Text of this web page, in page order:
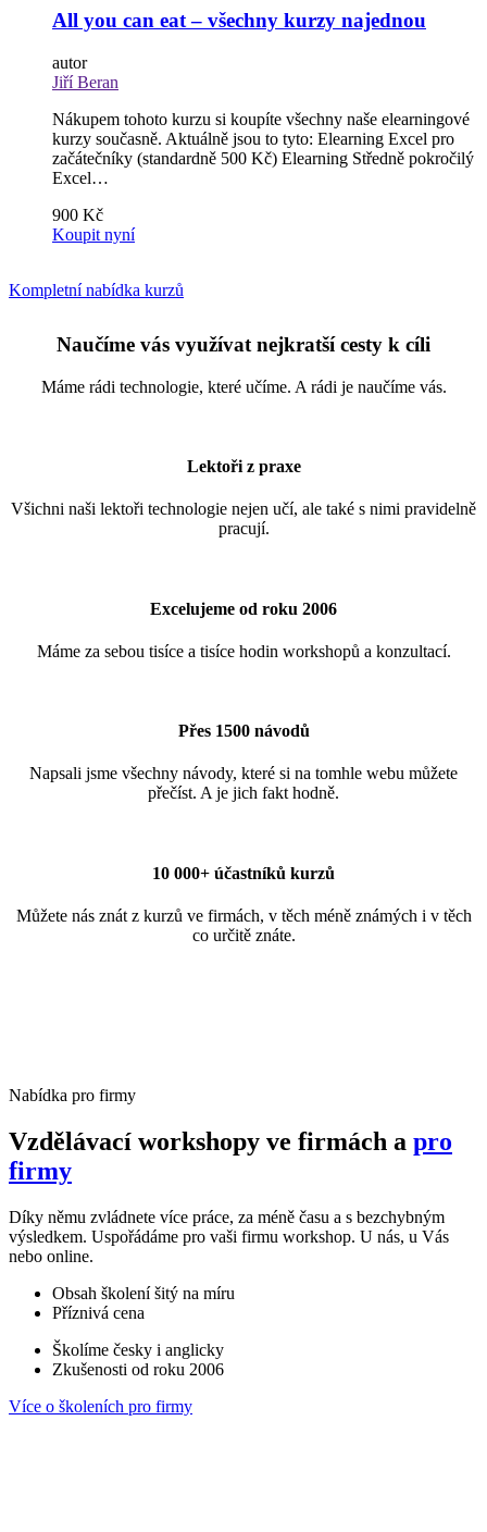
All you can eat – všechny kurzy najednou
autor
Jiří Beran
Nákupem tohoto kurzu si koupíte všechny naše elearningové
kurzy současně. Aktuálně jsou to tyto: Elearning Excel pro
začátečníky (standardně 500 Kč) Elearning Středně pokročilý
Excel…
900 Kč
Koupit nyní
Kompletní nabídka kurzů
Naučíme vás využívat nejkratší cesty k cíli
Máme rádi technologie, které učíme. A rádi je naučíme vás.
Lektoři z praxe
Všichni naši lektoři technologie nejen učí, ale také s nimi pravidelně
pracují.
Excelujeme od roku 2006
Máme za sebou tisíce a tisíce hodin workshopů a konzultací.
Přes 1500 návodů
Napsali jsme všechny návody, které si na tomhle webu můžete
přečíst. A je jich fakt hodně.
10 000+ účastníků kurzů
Můžete nás znát z kurzů ve firmách, v těch méně známých i v těch
co určitě znáte.
Nabídka pro firmy
Vzdělávací workshopy ve firmách a pro
firmy
Díky němu zvládnete více práce, za méně času a s bezchybným
výsledkem. Uspořádáme pro vaši firmu workshop. U nás, u Vás
nebo online.
Obsah školení šitý na míru
Příznivá cena
Školíme česky i anglicky
Zkušenosti od roku 2006
Více o školeních pro firmy